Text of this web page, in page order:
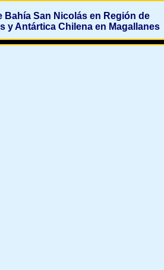
Bahía San Nicolás en Región de
y Antártica Chilena en Magallanes